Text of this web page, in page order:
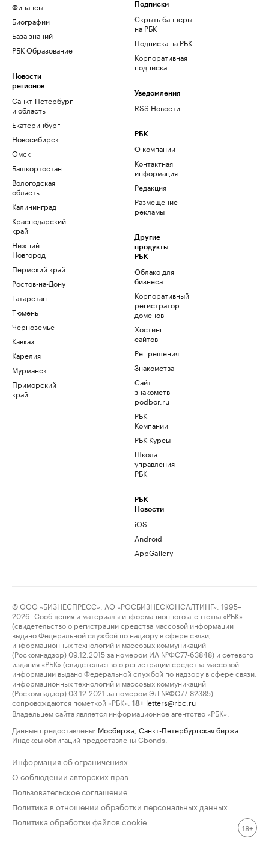
Финансы
Биографии
База знаний
РБК Образование
Новости
регионов
Санкт-Петербург
и область
Екатеринбург
Новосибирск
Омск
Башкортостан
Вологодская
область
Калининград
Краснодарский
край
Нижний
Новгород
Пермский край
Ростов-на-Дону
Татарстан
Тюмень
Черноземье
Кавказ
Карелия
Мурманск
Приморский
край
Подписки
Скрыть баннеры
на РБК
Подписка на РБК
Корпоративная
подписка
Уведомления
RSS Новости
РБК
О компании
Контактная
информация
Редакция
Размещение
рекламы
Другие
продукты
РБК
Облако для
бизнеса
Корпоративный
регистратор
доменов
Хостинг
сайтов
Рег.решения
Знакомства
Сайт
знакомств
podbor.ru
РБК
Компании
РБК Курсы
Школа
управления
РБК
РБК
Новости
iOS
Android
AppGallery
© ООО «БИЗНЕСПРЕСС», АО «РОСБИЗНЕСКОНСАЛТИНГ», 1995–
2026. Сообщения и материалы информационного агентства «РБК»
(свидетельство о регистрации средства массовой информации
выдано Федеральной службой по надзору в сфере связи,
информационных технологий и массовых коммуникаций
(Роскомнадзор) 09.12.2015 за номером ИА №ФС77-63848) и сетевого
издания «РБК» (свидетельство о регистрации средства массовой
информации выдано Федеральной службой по надзору в сфере связи,
информационных технологий и массовых коммуникаций
(Роскомнадзор) 03.12.2021 за номером ЭЛ №ФС77-82385)
сопровождаются пометкой «РБК».
18+ letters@rbc.ru
Владельцем сайта является информационное агентство «РБК».
Данные предоставлены: Мосбиржа Санкт-Петербургская биржа
Индексы облигаций предоставлены Cbonds.
Информация об ограничениях
О соблюдении авторских прав
Пользовательское соглашение
Политика в отношении обработки персональных данных
Политика обработки файлов cookie
18+